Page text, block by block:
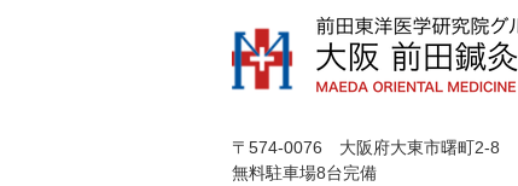
〒574-0076 大阪府大東市曙町2-8
無料駐車場8台完備